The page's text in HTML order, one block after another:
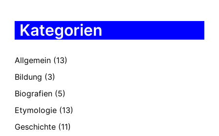
Kategorien
Allgemein (13)
Bildung (3)
Biografien (5)
Etymologie (13)
Geschichte (11)